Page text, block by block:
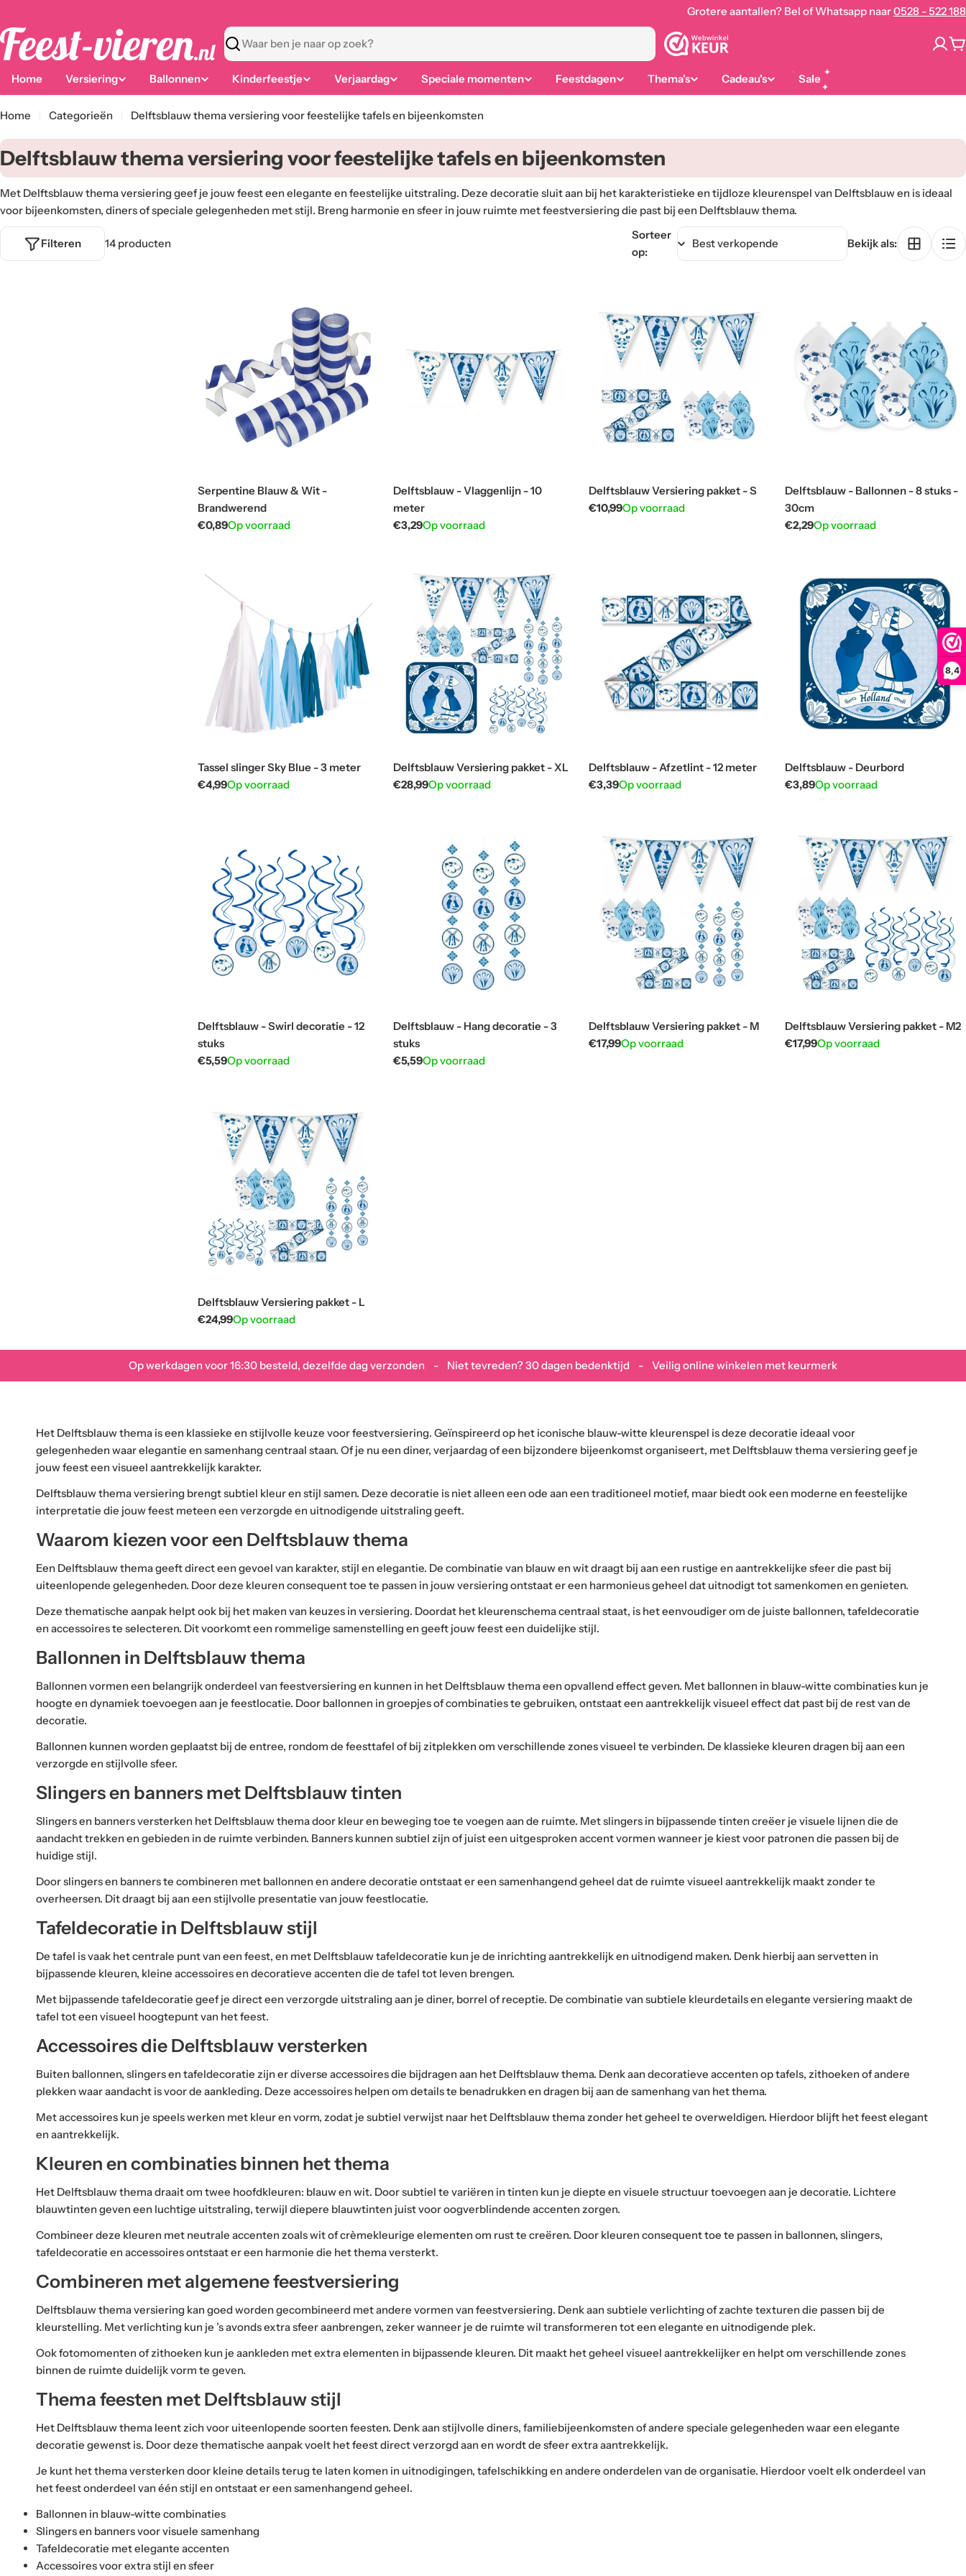
8,4
naar
content
Grotere aantallen? Bel of Whatsapp naar0528 - 522 188
Zoeken
Home Versiering Ballonnen Kinderfeestje Verjaardag Speciale momenten Feestdagen Thema's Cadeau's Sale
Home Categorieën Delftsblauw thema versiering voor feestelijke tafels en bijeenkomsten
C
a
t
g
Delftsblauw thema versiering voor feestelijke tafels en bijeenkomsten
Met Delftsblauw thema versiering geef je jouw feest een elegante en feestelijke uitstraling. Deze decoratie sluit aan bij het karakteristieke en tijdloze kleurenspel van Delftsblauw en is ideaal
voor bijeenkomsten, diners of speciale gelegenheden met stijl. Breng harmonie en sfeer in jouw ruimte met feestversiering die past bij een Delftsblauw thema.
14 producten
Filteren
Sorteer
op:
Bekijk als:
Serpentine Blauw & Wit -
Brandwerend
Normale
€0,89Op voorraad
Delftsblauw - Vlaggenlijn - 10
meter
Normale
€3,29Op voorraad
Delftsblauw Versiering pakket - S
Normale
€10,99Op voorraad
Delftsblauw - Ballonnen - 8 stuks -
30cm
Normale
€2,29Op voorraad
Tassel slinger Sky Blue - 3 meter
Normale
€4,99Op voorraad
Delftsblauw Versiering pakket - XL
Normale
€28,99Op voorraad
Delftsblauw - Afzetlint - 12 meter
Normale
€3,39Op voorraad
Delftsblauw - Deurbord
Normale
€3,89Op voorraad
Delftsblauw - Swirl decoratie - 12
stuks
Normale
€5,59Op voorraad
Delftsblauw - Hang decoratie - 3
stuks
Normale
€5,59Op voorraad
Delftsblauw Versiering pakket - M
Normale
€17,99Op voorraad
Delftsblauw Versiering pakket - M2
Normale
€17,99Op voorraad
Delftsblauw Versiering pakket - L
Normale
€24,99Op voorraad
Op werkdagen voor 16:30 besteld, dezelfde dag verzonden - Niet tevreden? 30 dagen bedenktijd - Veilig online winkelen met keurmerk
Het Delftsblauw thema is een klassieke en stijlvolle keuze voor feestversiering. Geïnspireerd op het iconische blauw-witte kleurenspel is deze decoratie ideaal voor
gelegenheden waar elegantie en samenhang centraal staan. Of je nu een diner, verjaardag of een bijzondere bijeenkomst organiseert, met Delftsblauw thema versiering geef je
jouw feest een visueel aantrekkelijk karakter.
Delftsblauw thema versiering brengt subtiel kleur en stijl samen. Deze decoratie is niet alleen een ode aan een traditioneel motief, maar biedt ook een moderne en feestelijke
interpretatie die jouw feest meteen een verzorgde en uitnodigende uitstraling geeft.
Waarom kiezen voor een Delftsblauw thema
Een Delftsblauw thema geeft direct een gevoel van karakter, stijl en elegantie. De combinatie van blauw en wit draagt bij aan een rustige en aantrekkelijke sfeer die past bij
uiteenlopende gelegenheden. Door deze kleuren consequent toe te passen in jouw versiering ontstaat er een harmonieus geheel dat uitnodigt tot samenkomen en genieten.
Deze thematische aanpak helpt ook bij het maken van keuzes in versiering. Doordat het kleurenschema centraal staat, is het eenvoudiger om de juiste ballonnen, tafeldecoratie
en accessoires te selecteren. Dit voorkomt een rommelige samenstelling en geeft jouw feest een duidelijke stijl.
Ballonnen in Delftsblauw thema
Ballonnen vormen een belangrijk onderdeel van feestversiering en kunnen in het Delftsblauw thema een opvallend effect geven. Met ballonnen in blauw-witte combinaties kun je
hoogte en dynamiek toevoegen aan je feestlocatie. Door ballonnen in groepjes of combinaties te gebruiken, ontstaat een aantrekkelijk visueel effect dat past bij de rest van de
decoratie.
Ballonnen kunnen worden geplaatst bij de entree, rondom de feesttafel of bij zitplekken om verschillende zones visueel te verbinden. De klassieke kleuren dragen bij aan een
verzorgde en stijlvolle sfeer.
Slingers en banners met Delftsblauw tinten
Slingers en banners versterken het Delftsblauw thema door kleur en beweging toe te voegen aan de ruimte. Met slingers in bijpassende tinten creëer je visuele lijnen die de
aandacht trekken en gebieden in de ruimte verbinden. Banners kunnen subtiel zijn of juist een uitgesproken accent vormen wanneer je kiest voor patronen die passen bij de
huidige stijl.
Door slingers en banners te combineren met ballonnen en andere decoratie ontstaat er een samenhangend geheel dat de ruimte visueel aantrekkelijk maakt zonder te
overheersen. Dit draagt bij aan een stijlvolle presentatie van jouw feestlocatie.
Tafeldecoratie in Delftsblauw stijl
De tafel is vaak het centrale punt van een feest, en met Delftsblauw tafeldecoratie kun je de inrichting aantrekkelijk en uitnodigend maken. Denk hierbij aan servetten in
bijpassende kleuren, kleine accessoires en decoratieve accenten die de tafel tot leven brengen.
Met bijpassende tafeldecoratie geef je direct een verzorgde uitstraling aan je diner, borrel of receptie. De combinatie van subtiele kleurdetails en elegante versiering maakt de
tafel tot een visueel hoogtepunt van het feest.
Accessoires die Delftsblauw versterken
Buiten ballonnen, slingers en tafeldecoratie zijn er diverse accessoires die bijdragen aan het Delftsblauw thema. Denk aan decoratieve accenten op tafels, zithoeken of andere
plekken waar aandacht is voor de aankleding. Deze accessoires helpen om details te benadrukken en dragen bij aan de samenhang van het thema.
Met accessoires kun je speels werken met kleur en vorm, zodat je subtiel verwijst naar het Delftsblauw thema zonder het geheel te overweldigen. Hierdoor blijft het feest elegant
en aantrekkelijk.
Kleuren en combinaties binnen het thema
Het Delftsblauw thema draait om twee hoofdkleuren: blauw en wit. Door subtiel te variëren in tinten kun je diepte en visuele structuur toevoegen aan je decoratie. Lichtere
blauwtinten geven een luchtige uitstraling, terwijl diepere blauwtinten juist voor oogverblindende accenten zorgen.
Combineer deze kleuren met neutrale accenten zoals wit of crèmekleurige elementen om rust te creëren. Door kleuren consequent toe te passen in ballonnen, slingers,
tafeldecoratie en accessoires ontstaat er een harmonie die het thema versterkt.
Combineren met algemene feestversiering
Delftsblauw thema versiering kan goed worden gecombineerd met andere vormen van feestversiering. Denk aan subtiele verlichting of zachte texturen die passen bij de
kleurstelling. Met verlichting kun je ’s avonds extra sfeer aanbrengen, zeker wanneer je de ruimte wil transformeren tot een elegante en uitnodigende plek.
Ook fotomomenten of zithoeken kun je aankleden met extra elementen in bijpassende kleuren. Dit maakt het geheel visueel aantrekkelijker en helpt om verschillende zones
binnen de ruimte duidelijk vorm te geven.
Thema feesten met Delftsblauw stijl
Het Delftsblauw thema leent zich voor uiteenlopende soorten feesten. Denk aan stijlvolle diners, familiebijeenkomsten of andere speciale gelegenheden waar een elegante
decoratie gewenst is. Door deze thematische aanpak voelt het feest direct verzorgd aan en wordt de sfeer extra aantrekkelijk.
Je kunt het thema versterken door kleine details terug te laten komen in uitnodigingen, tafelschikking en andere onderdelen van de organisatie. Hierdoor voelt elk onderdeel van
het feest onderdeel van één stijl en ontstaat er een samenhangend geheel.
Ballonnen in blauw-witte combinaties
Slingers en banners voor visuele samenhang
Tafeldecoratie met elegante accenten
Accessoires voor extra stijl en sfeer